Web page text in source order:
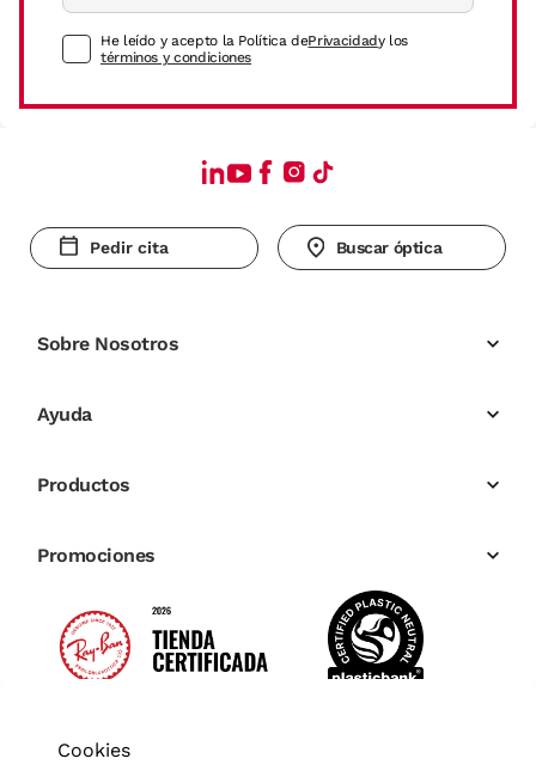
He leído y acepto la Política dePrivacidady los
términos y condiciones
Pedir cita Buscar óptica
Sobre Nosotros
Ayuda
Productos
Promociones
Cookies